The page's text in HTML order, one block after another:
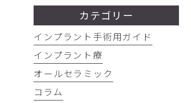
カテゴリー
インプラント手術用ガイド
インプラント療
オールセラミック
コラム